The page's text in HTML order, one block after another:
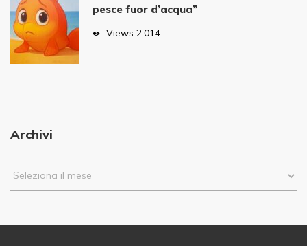
pesce fuor d’acqua”
Views 2.014
Archivi